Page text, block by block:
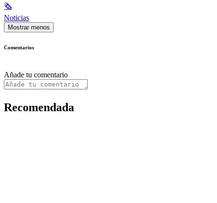
🗞
Noticias
Mostrar menos
Comentarios
Añade tu comentario
Recomendada